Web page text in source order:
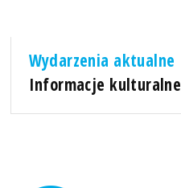
Wydarzenia aktualne
Informacje kulturalne